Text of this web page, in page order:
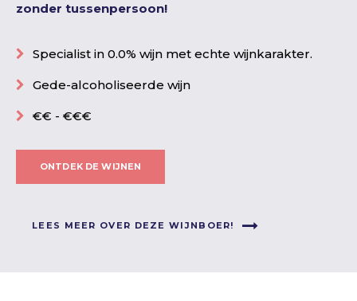
zonder tussenpersoon!
Specialist in 0.0% wijn met echte wijnkarakter.
Gede-alcoholiseerde wijn
€€ - €€€
ONTDEK DE WIJNEN
LEES MEER OVER DEZE WIJNBOER!